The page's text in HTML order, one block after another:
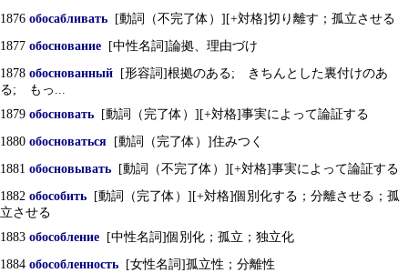
1876 обосабливать [動詞（不完了体）][+対格]切り離す；孤立させる
1877 обоснование [中性名詞]論拠、理由づけ
1878 обоснованный [形容詞]根拠のある; きちんとした裏付けのあ
る; もっ...
1879 обосновать [動詞（完了体）][+対格]事実によって論証する
1880 обосноваться [動詞（完了体）]住みつく
1881 обосновывать [動詞（不完了体）][+対格]事実によって論証する
1882 обособить [動詞（完了体）][+対格]個別化する；分離させる；孤
立させる
1883 обособление [中性名詞]個別化；孤立；独立化
1884 обособленность [女性名詞]孤立性；分離性